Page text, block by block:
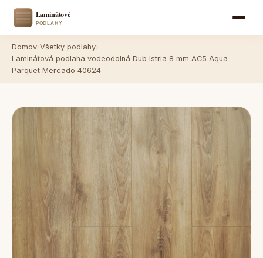
Domov Všetky podlahy
Laminátová podlaha vodeodolná Dub Istria 8 mm AC5 Aqua
Parquet Mercado 40624